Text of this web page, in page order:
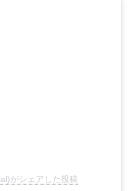
がシェアした投稿